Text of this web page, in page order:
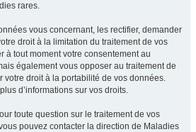
rares.
vous concernant, les rectifier, demander
droit à la limitation du traitement de vos
à tout moment votre consentement au
également vous opposer au traitement de
votre droit à la portabilité de vos données.
d’informations sur vos droits.
toute question sur le traitement de vos
pouvez contacter la direction de Maladies